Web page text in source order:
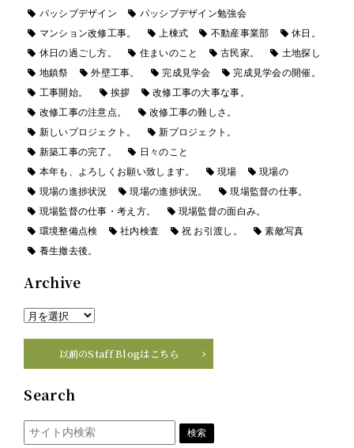
パッシブデザイン
パッシブデザイン勉強会
マンション改修工事。
上棟式 不動産事業部
休日。
休日の過ごし方。
住まいのこと 古民家。
土地探し
地鎮祭
外壁工事。 完成見学会
完成見学会の開催。
工事開始。
挨拶
改修工事の大事な事。
改修工事の注意点。
改修工事の難しさ。
新しいプロジェクト。
新プロジェクト。
新築工事の完了。
日々のこと
本年も、よろしくお願い致します。
現場
現場の
現場の進捗状況
現場の進捗状況。
現場監督の仕事。
現場監督の仕事・考え方。
現場監督の面白み。
環境整備点検
社内検査 祝 お引渡し。
素敵写真
養生撤去後。
Archive
以前のStaff Blogはこちら
Search